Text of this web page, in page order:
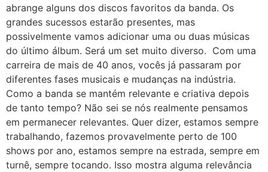
abrange alguns dos discos favoritos da banda. Os
grandes sucessos estarão presentes, mas
possivelmente vamos adicionar uma ou duas músicas
do último álbum. Será um set muito diverso. Com uma
carreira de mais de 40 anos, vocês já passaram por
diferentes fases musicais e mudanças na indústria.
Como a banda se mantém relevante e criativa depois
de tanto tempo? Não sei se nós realmente pensamos
em permanecer relevantes. Quer dizer, estamos sempre
trabalhando, fazemos provavelmente perto de 100
shows por ano, estamos sempre na estrada, sempre em
turnê, sempre tocando. Isso mostra alguma relevância